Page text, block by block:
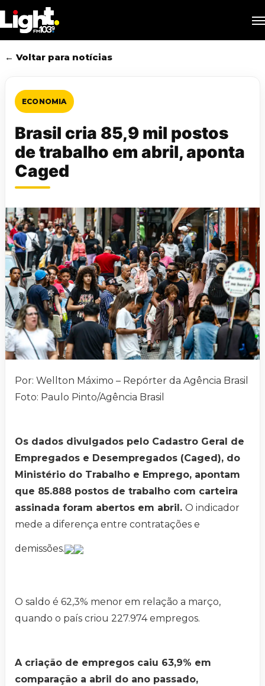
to
main
content
← Voltar para notícias
ECONOMIA
Brasil cria 85,9 mil postos
de trabalho em abril, aponta
Caged
Por: Wellton Máximo – Repórter da Agência Brasil
Foto: Paulo Pinto/Agência Brasil
Os dados divulgados pelo Cadastro Geral de
Empregados e Desempregados (Caged), do
Ministério do Trabalho e Emprego, apontam
que 85.888 postos de trabalho com carteira
assinada foram abertos em abril. O indicador
mede a diferença entre contratações e
demissões.
O saldo é 62,3% menor em relação a março,
quando o país criou 227.974 empregos.
A criação de empregos caiu 63,9% em
comparação a abril do ano passado,